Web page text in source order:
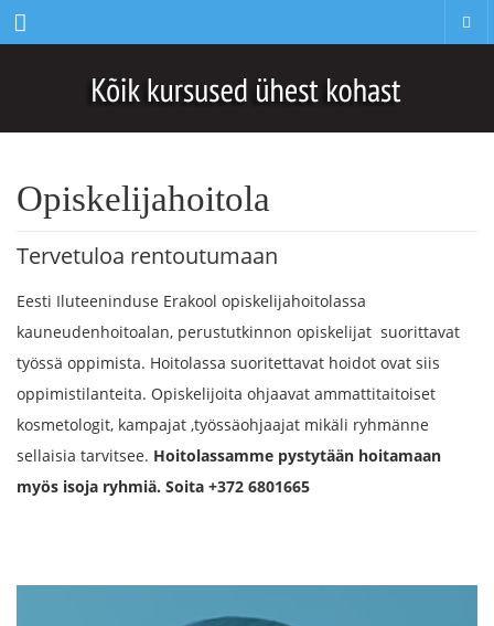
Menu
Opiskelijahoitola
Tervetuloa rentoutumaan
Eesti Iluteeninduse Erakool opiskelijahoitolassa
kauneudenhoitoalan, perustutkinnon opiskelijat suorittavat
työssä oppimista. Hoitolassa suoritettavat hoidot ovat siis
oppimistilanteita. Opiskelijoita ohjaavat ammattitaitoiset
kosmetologit, kampajat ,työssäohjaajat mikäli ryhmänne
sellaisia tarvitsee. Hoitolassamme pystytään hoitamaan
myös isoja ryhmiä. Soita +372 6801665